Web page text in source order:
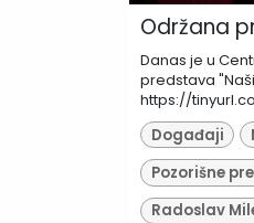
Održana
Danas je u
predstava
https://
Događaji
Pozorišne
Radoslav